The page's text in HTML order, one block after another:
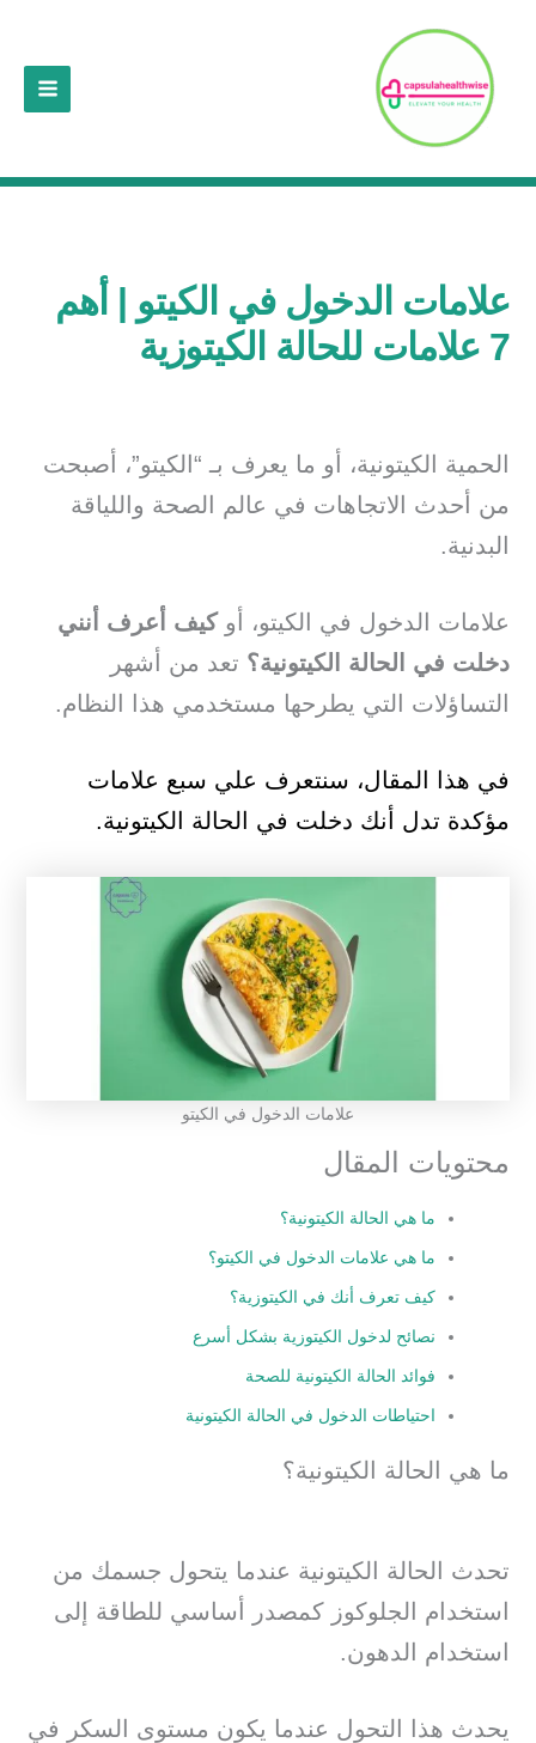
المحتوى
علامات الدخول في الكيتو | أهم
7 علامات للحالة الكيتوزية
الحمية الكيتونية، أو ما يعرف بـ “الكيتو”، أصبحت
من أحدث الاتجاهات في عالم الصحة واللياقة
البدنية.
علامات الدخول في الكيتو، أوكيف أعرف أنني
دخلت في الحالة الكيتونية؟ تعد من أشهر
التساؤلات التي يطرحها مستخدمي هذا النظام.
في هذا المقال، سنتعرف علي سبع علامات
مؤكدة تدل أنك دخلت في الحالة الكيتونية.
علامات الدخول في الكيتو
محتويات المقال
ما هي الحالة الكيتونية؟
ما هي علامات الدخول في الكيتو؟
كيف تعرف أنك في الكيتوزية؟
نصائح لدخول الكيتوزية بشكل أسرع
فوائد الحالة الكيتونية للصحة
احتياطات الدخول في الحالة الكيتونية
ما هي الحالة الكيتونية؟
تحدث الحالة الكيتونية عندما يتحول جسمك من
استخدام الجلوكوز كمصدر أساسي للطاقة إلى
استخدام الدهون.
يحدث هذا التحول عندما يكون مستوى السكر في